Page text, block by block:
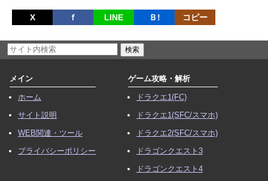
X ｆ LINE Ｂ! コピー
メイン
ホーム
サイト説明
WEB関連・ツール
プライバシーポリシー
ゲーム攻略・解析
ドラクエ1(FC)
ドラクエ1(SFC/スマホ)
ドラクエ2(SFC/スマホ)
ドラゴンクエスト3
ドラゴンクエスト4